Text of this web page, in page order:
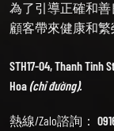
為了引導正確和善
顧客帶來健康和繁
STH17-04, Thanh Tinh
Hoa(chỉ đường).
熱線/Zalo諮詢：